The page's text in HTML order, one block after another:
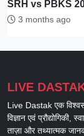
SRH vs PBKS
3 months ago
LIVE
Live Dastak एक
विज्ञान एवं
ताज़ा और तथ्यात्मक